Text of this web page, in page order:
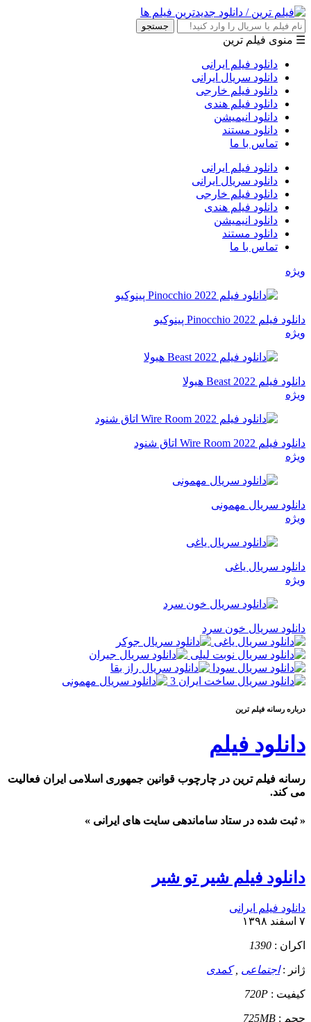
جستجو
☰ منوی فیلم ترین
دانلود فیلم ایرانی
دانلود سریال ایرانی
دانلود فیلم خارجی
دانلود فیلم هندی
دانلود انیمیشن
دانلود مستند
تماس با ما
دانلود فیلم ایرانی
دانلود سریال ایرانی
دانلود فیلم خارجی
دانلود فیلم هندی
دانلود انیمیشن
دانلود مستند
تماس با ما
ویژه
دانلود فیلم Pinocchio 2022 پینوکیو
ویژه
دانلود فیلم Beast 2022 هیولا
ویژه
دانلود فیلم Wire Room 2022 اتاق شنود
ویژه
دانلود سریال مهمونی
ویژه
دانلود سریال یاغی
ویژه
دانلود سریال خون سرد
درباره رسانه فيلم ترين
دانلود فیلم
رسانه فیلم ترین در چارچوب قوانین جمهوری اسلامی ایران فعالیت
می کند.
« ثبت شده در ستاد ساماندهی سایت های ایرانی »
دانلود فیلم شیر تو شیر
دانلود فیلم ایرانی
۷ اسفند ۱۳۹۸
اکران : 1390
ژانر :اجتماعی ,کمدی
کيفيت : 720P
حجم : 725MB